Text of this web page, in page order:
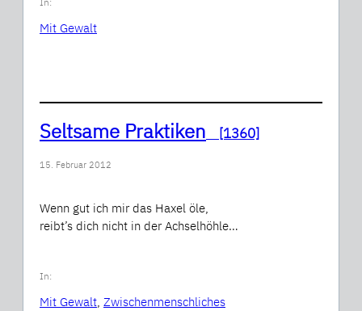
Mit Gewalt
Seltsame Praktiken [1360]
15. Februar 2012
Wenn gut ich mir das Haxel öle,
reibt’s dich nicht in der Achselhöhle…
In:
Mit Gewalt, Zwischenmenschliches